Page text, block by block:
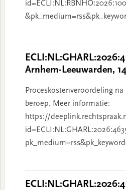
Arnhem-Leeuwarden,
Proceskostenveroordeling
beroep. Meer informatie:
https://